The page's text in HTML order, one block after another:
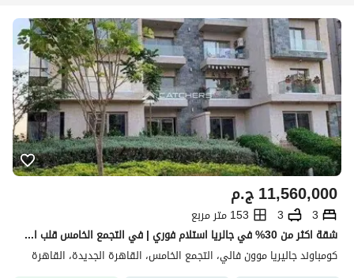
ج.م11,560,000
3
3
153 متر مربع
شقة اكثر من 30% في جالريا استلام فوري | في التجمع الخامس قلب الجولدن اسكوير | Galleria Moon Valley | موقع مميز بالقرب من ميفيدا و هايد بارك
كومباوند جاليريا موون فالي، التجمع الخامس، القاهرة الجديدة، القاهرة